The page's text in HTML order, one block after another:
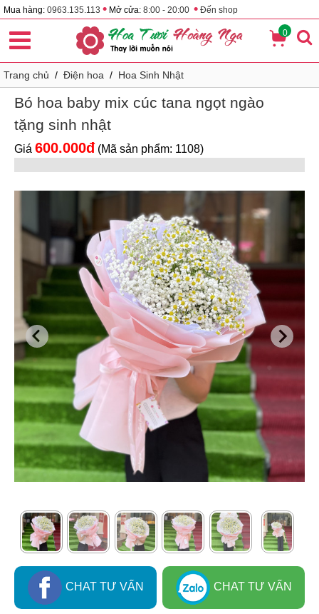
Mua hàng: 0963.135.113 • Mở cửa: 8:00 - 20:00 • Đến shop
0
Trang chủ / Điện hoa / Hoa Sinh Nhật
Bó hoa baby mix cúc tana ngọt ngào
tặng sinh nhật
Giá 600.000đ (Mã sản phẩm: 1108)
CHAT TƯ VẤN CHAT TƯ VẤN